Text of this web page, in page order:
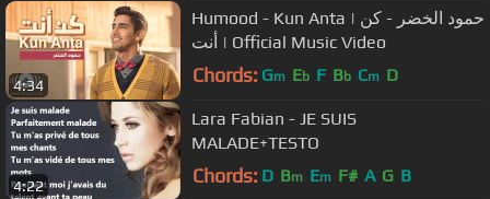
4:34
Humood - Kun Anta | حمود الخضر - كن
أنت | Official Music Video
Chords: Gm Eb F Bb Cm D
4:22
Lara Fabian - JE SUIS
MALADE+TESTO
Chords: D Bm Em F# A G B